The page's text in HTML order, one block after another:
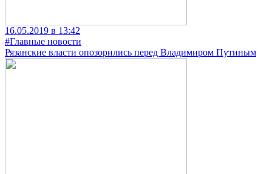
16.05.2019 в 13:42
#Главные новости
Рязанские власти опозорились перед Владимиром Путиным